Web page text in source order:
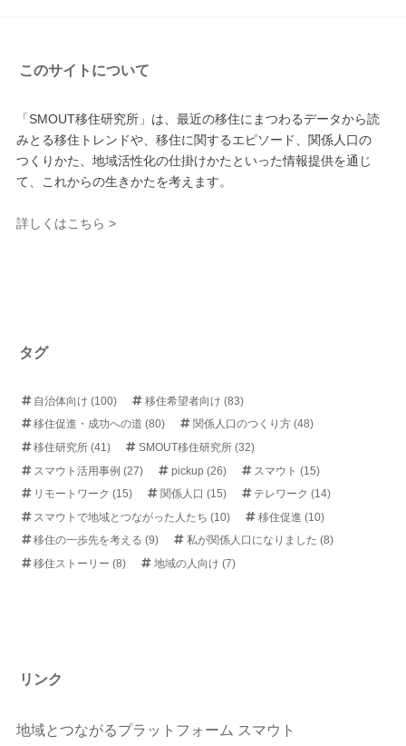
このサイトについて
「SMOUT移住研究所」は、最近の移住にまつわるデータから読
みとる移住トレンドや、移住に関するエピソード、関係人口の
つくりかた、地域活性化の仕掛けかたといった情報提供を通じ
て、これからの生きかたを考えます。
詳しくはこちら >
タグ
自治体向け(100) 移住希望者向け (83)
移住促進・成功への道(80) 関係人口のつくり方 (48)
移住研究所(41) SMOUT移住研究所 (32)
スマウト活用事例(27) pickup (26) スマウト(15)
リモートワーク(15) 関係人口 (15) テレワーク(14)
スマウトで地域とつながった人たち(10) 移住促進 (10)
移住の一歩先を考える(9) 私が関係人口になりました (8)
移住ストーリー(8) 地域の人向け (7)
リンク
地域とつながるプラットフォーム スマウト